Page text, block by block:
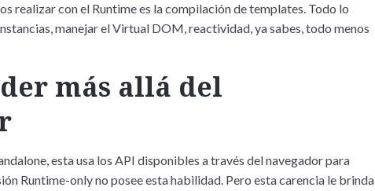
realizar con el Runtime es la compilación de templates. Todo lo
manejar el Virtual DOM, reactividad, ya sabes, todo menos
más allá del
esta usa los API disponibles a través del navegador para
Runtime-only no posee esta habilidad. Pero esta carencia le brinda